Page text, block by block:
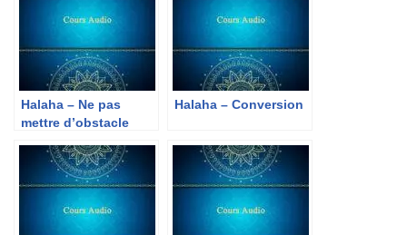
Halaha – Ne pas
mettre d’obstacle
Halaha – Conversion